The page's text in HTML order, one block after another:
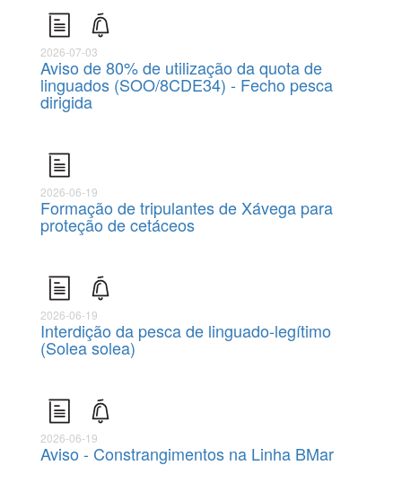
2026-07-03
Aviso de 80% de utilização da quota de
linguados (SOO/8CDE34) - Fecho pesca
dirigida
2026-06-19
Formação de tripulantes de Xávega para
proteção de cetáceos
2026-06-19
Interdição da pesca de linguado-legítimo
(Solea solea)
2026-06-19
Aviso - Constrangimentos na Linha BMar